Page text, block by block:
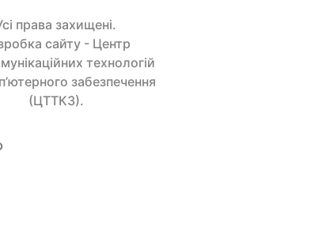
права захищенi.
сайту - Центр
технологій
забезпечення
(ЦТТКЗ).